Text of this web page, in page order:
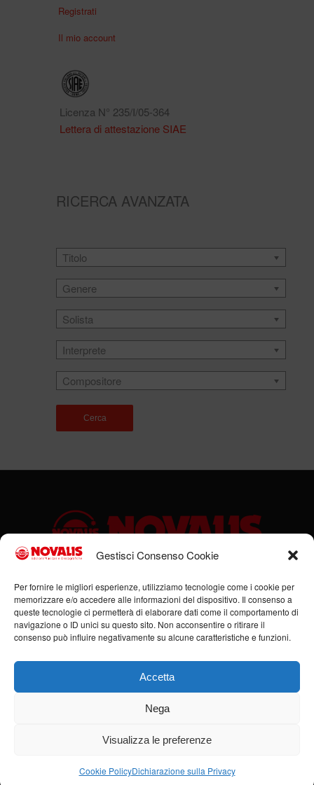
Gestisci Consenso Cookie
Per fornire le migliori esperienze, utilizziamo tecnologie come i cookie per
memorizzare e/o accedere alle informazioni del dispositivo. Il consenso a
queste tecnologie ci permetterà di elaborare dati come il comportamento di
navigazione o ID unici su questo sito. Non acconsentire o ritirare il
consenso può influire negativamente su alcune caratteristiche e funzioni.
Accetta
Nega
Visualizza le preferenze
Cookie PolicyDichiarazione sulla Privacy
Registrati
Il mio account
Licenza N° 235/I/05-364
Lettera di attestazione SIAE
RICERCA AVANZATA
Titolo
Genere
Solista
Interprete
Compositore
Cerca
Sede legale: Via Cassino, 1 – 47923 Rimini (RN) – Ufficio:
Via Flaminia, 185/B – 47923 Rimini (RN) – P.IVA:
00951980408
Tel. +39 0541 684352 – Cell +39 336 378555 –
© Copyright - Novalis Music 2019-2026 - Tutti i diritti riservati -